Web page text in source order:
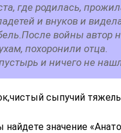
где родилась,
и внуков и
войны автор
похоронили отца.
и ничего не
сыпучий
значение